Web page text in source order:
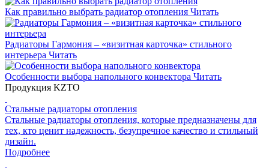
Как правильно выбрать радиатор отопления Читать
Радиаторы Гармония – «визитная карточка» стильного
интерьера Читать
Особенности выбора напольного конвектора Читать
Продукция KZTO
Стальные радиаторы отопления
Стальные радиаторы отопления, которые предназначены для
тех, кто ценит надежность, безупречное качество и стильный
дизайн.
Подробнее